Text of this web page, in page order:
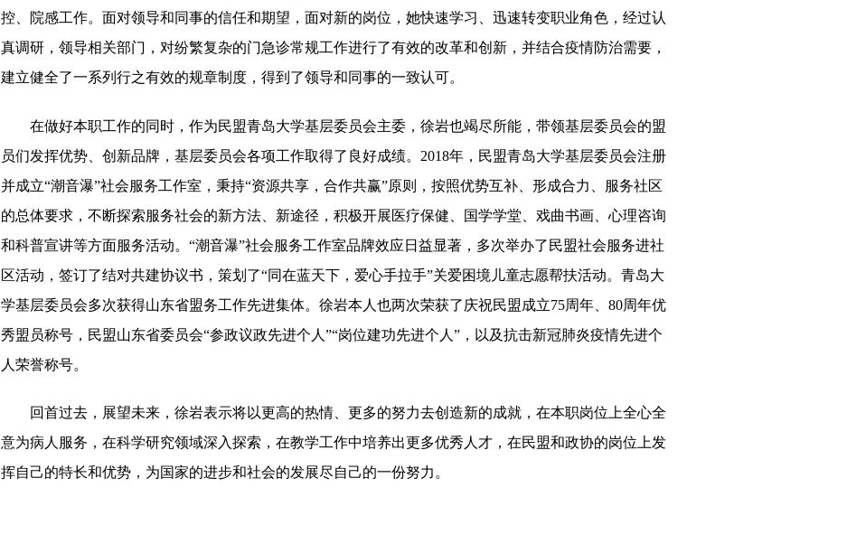
控、院感工作。面对领导和同事的信任和期望 ， 面对新的岗位， 她快速学习、迅速转变职业角色，经过认
真调研，领导相关部门，对纷繁复杂的门急诊常规工作进行了有效的改革和创新，并结合疫情防治需要，
建立健全了一系列行之有效的规章制度，得到了领导和同事的一致认可。
在做好本职工作的同时 ，作为民盟青岛大学基层委员会主委， 徐岩也竭尽所能，带领基层委员会的盟
员们发挥优势
创新品牌， 基层委员会各项工作取得了良好成绩。 2018年，民盟青岛大学基层委员会注册
并成立“潮音瀑”社会服务工作室，秉持“资源共享，合作共赢”原则，按照优势互补、形成合力、服务社区
的总体要求，不断探索服务社会的新方法、新途径，积极开展医疗保健、国学学堂、戏曲书画、心理咨询
和科普宣讲等方面服务活动。“潮音瀑”社会服务工作室品牌效应日益显著 ， 多次举办了民盟社会服务进社
区活动，签订了结对共建协议书，策划了“同在蓝天下，爱心手拉手”关爱困境儿童志愿帮扶活动。青岛大
学基层委员会多次获得山东省盟务工作先进集体。 徐岩本人也两次荣获了庆祝民盟成立75周年、80周年优
秀盟员称号 ， 民盟山东省委员会“参政议政先进个人”“岗位建功先进个人” ， 以及抗击新冠肺炎疫情先进个
人 荣誉称号。
回首过去 ， 展望未来， 徐岩表示将以更高的热情、更多的努力去创造新的成就， 在本职岗位上全心全
意为病人服务 ， 在科学研究领域深入探索 ， 在教学工作中培养出 更多优秀人才，在民盟和政协的岗位上发
挥自己的特长和优势，为国家的进步和社会的发展尽自己的一份努力。